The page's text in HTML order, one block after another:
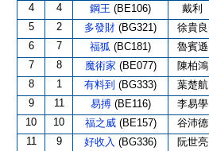
4 4 鋼王 (BE106) 戴利
5 2 多發財 (BG321) 徐貴良
6 7 福狐 (BC181) 魯賓遜
7 8 魔術家 (BE077) 陳柏鴻
8 1 有料到 (BG333) 葉楚航
9 11 易搏 (BE116) 李易學
10 10 福之威 (BE157) 谷沛德
11 9 好收入 (BG336) 阮世亮